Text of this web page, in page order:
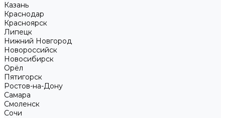
Казань
Краснодар
Красноярск
Липецк
Нижний Новгород
Новороссийск
Новосибирск
Орёл
Пятигорск
Ростов-на-Дону
Самара
Смоленск
Сочи